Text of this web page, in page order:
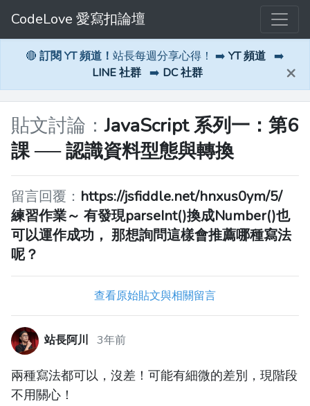
CodeLove 愛寫扣論壇
🔴 訂閱 YT 頻道！ 站長每週分享心得！ ➡️ YT 頻道 ➡️
LINE 社群 ➡️ DC 社群 ×
貼文討論：JavaScript 系列一：第6
課 ── 認識資料型態與轉換
留言回覆： https://jsfiddle.net/hnxus0ym/5/
練習作業～ 有發現parseInt()換成Number()也
可以運作成功， 那想詢問這樣會推薦哪種寫法
呢？
查看原始貼文與相關留言
站長阿川 3年前
兩種寫法都可以，沒差！可能有細微的差別，現階段
不用關心！